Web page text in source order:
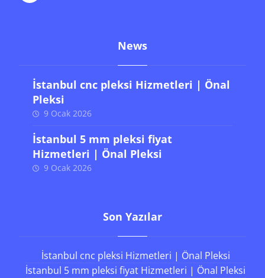
News
İstanbul cnc pleksi Hizmetleri | Önal
Pleksi
9 Ocak 2026
İstanbul 5 mm pleksi fiyat
Hizmetleri | Önal Pleksi
9 Ocak 2026
Son Yazılar
İstanbul cnc pleksi Hizmetleri | Önal Pleksi
İstanbul 5 mm pleksi fiyat Hizmetleri | Önal Pleksi